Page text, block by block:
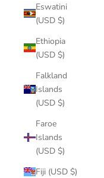
Eswatini
(USD $)
Ethiopia
(USD $)
Falkland
Islands
(USD $)
Faroe
Islands
(USD $)
Fiji (USD $)